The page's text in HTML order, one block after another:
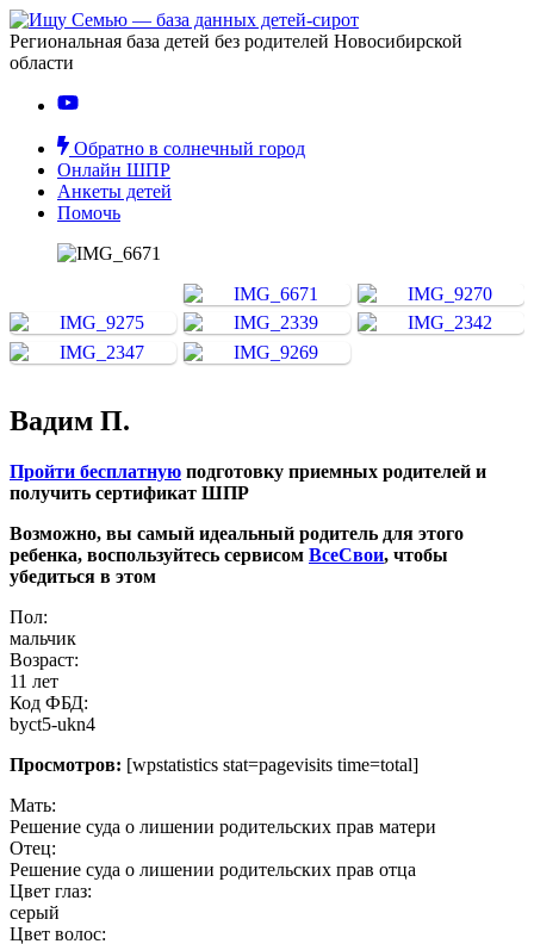
Региональная база детей без родителей Новосибирской
области
Обратно в солнечный город
Онлайн ШПР
Анкеты детей
Помочь
Вадим П.
Пройти бесплатную подготовку приемных родителей и
получить сертификат ШПР
Возможно, вы самый идеальный родитель для этого
ребенка, воспользуйтесь сервисом ВсеСвои, чтобы
убедиться в этом
Пол:
мальчик
Возраст:
11 лет
Код ФБД:
byct5-ukn4
Просмотров: [wpstatistics stat=pagevisits time=total]
Мать:
Решение суда о лишении родительских прав матери
Отец:
Решение суда о лишении родительских прав отца
Цвет глаз:
серый
Цвет волос: